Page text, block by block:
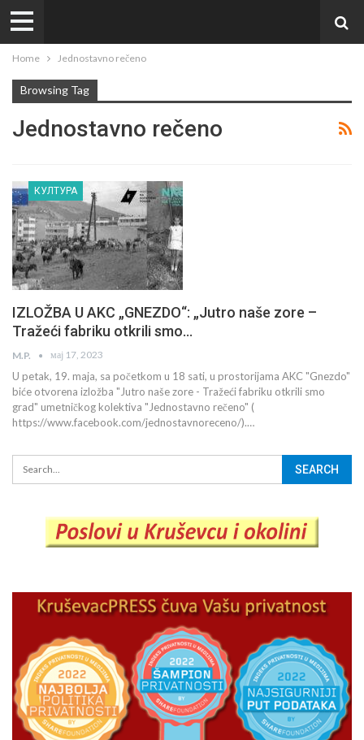
Home Jednostavno rečeno
Browsing Tag
Jednostavno rečeno
КУЛТУРА
IZLOŽBA U AKC „GNEZDO“: „Jutro naše zore –
Tražeći fabriku otkrili smo…
M.P. мај 17, 2023
U petak, 19. maja, sa početkom u 18 sati, u prostorijama AKC "Gnezdo"
biće otvorena izložba "Jutro naše zore - Tražeći fabriku otkrili smo
grad" umetničkog kolektiva "Jednostavno rečeno" (
https://www.facebook.com/jednostavnoreceno/).…